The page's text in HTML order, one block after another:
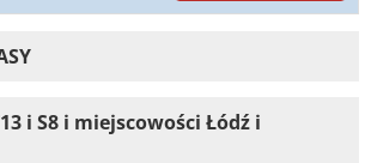
i S8 i miejscowości Łódź i